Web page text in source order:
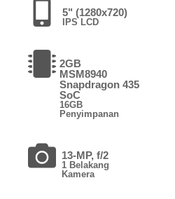
5" (1280x720)
IPS LCD
2GB
MSM8940
Snapdragon 435
SoC
16GB
Penyimpanan
13-MP, f/2
1 Belakang
Kamera